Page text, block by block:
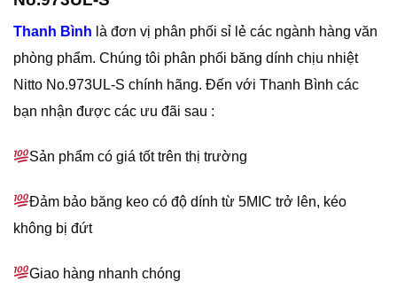
Thanh Bình là đơn vị phân phối sỉ lẻ các ngành hàng văn
phòng phẩm. Chúng tôi phân phối băng dính chịu nhiệt
Nitto No.973UL-S chính hãng. Đến với Thanh Bình các
bạn nhận được các ưu đãi sau :
Sản phẩm có giá tốt trên thị trường
Đảm bảo băng keo có độ dính từ 5MIC trở lên, kéo
không bị đứt
Giao hàng nhanh chóng